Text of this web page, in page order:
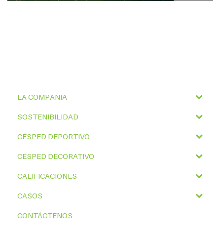
LA COMPAÑIA
SOSTENIBILIDAD
CÉSPED DEPORTIVO
CÉSPED DECORATIVO
CALIFICACIONES
CASOS
CONTÁCTENOS